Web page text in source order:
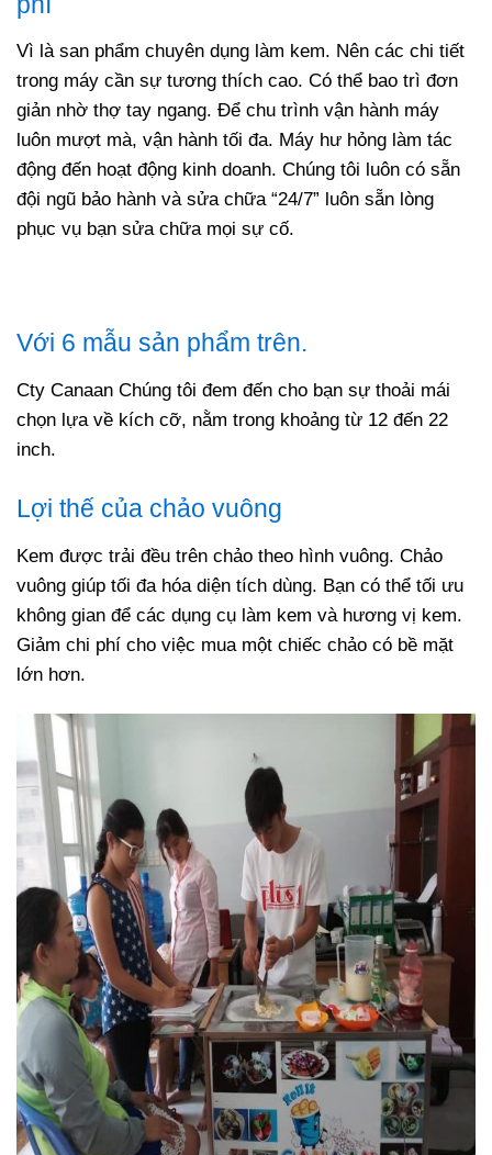
Vì là san phẩm chuyên dụng làm kem. Nên các chi tiết
trong máy cần sự tương thích cao. Có thể bao trì đơn
giản nhờ thợ tay ngang. Để chu trình vận hành máy
luôn mượt mà, vận hành tối đa. Máy hư hỏng làm tác
động đến hoạt động kinh doanh. Chúng tôi luôn có sẵn
đội ngũ bảo hành và sửa chữa “24/7” luôn sẵn lòng
phục vụ bạn sửa chữa mọi sự cố.
Với 6 mẫu sản phẩm trên.
Cty Canaan Chúng tôi đem đến cho bạn sự thoải mái
chọn lựa về kích cỡ, nằm trong khoảng từ 12 đến 22
inch.
Lợi thế của chảo vuông
Kem được trải đều trên chảo theo hình vuông. Chảo
vuông giúp tối đa hóa diện tích dùng. Bạn có thể tối ưu
không gian để các dụng cụ làm kem và hương vị kem.
Giảm chi phí cho việc mua một chiếc chảo có bề mặt
lớn hơn.